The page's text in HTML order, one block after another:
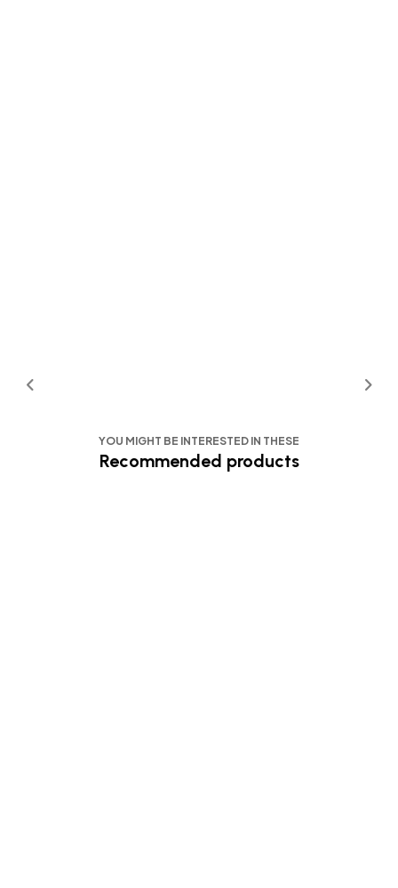
YOU MIGHT BE INTERESTED IN THESE
Recommended products